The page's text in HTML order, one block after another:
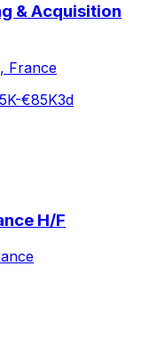
& Acquisition
France
€85K3d
H/F